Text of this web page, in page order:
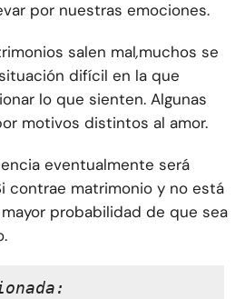
por nuestras emociones.
salen mal,muchos se
difícil en la que
lo que sienten. Algunas
motivos distintos al amor.
eventualmente será
contrae matrimonio y no está
probabilidad de que sea